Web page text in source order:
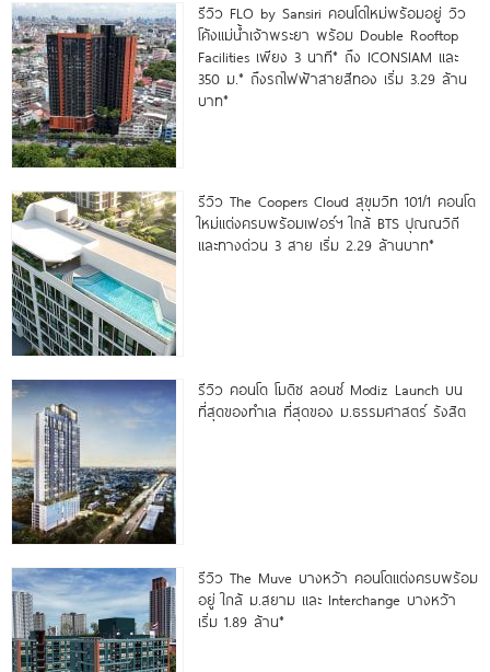
รีวิว FLO by Sansiri คอนโดใหม่พร้อมอยู่ วิว
โค้งแม่น้ำเจ้าพระยา พร้อม Double Rooftop
Facilities เพียง 3 นาที* ถึง ICONSIAM และ
350 ม.* ถึงรถไฟฟ้าสายสีทอง เริ่ม 3.29 ล้าน
บาท*
รีวิว The Coopers Cloud สุขุมวิท 101/1 คอนโด
ใหม่แต่งครบพร้อมเฟอร์ฯ ใกล้ BTS ปุณณวิถี
และทางด่วน 3 สาย เริ่ม 2.29 ล้านบาท*
รีวิว คอนโด โมดิซ ลอนซ์ Modiz Launch บน
ที่สุดของทำเล ที่สุดของ ม.ธรรมศาสตร์ รังสิต
รีวิว The Muve บางหว้า คอนโดแต่งครบพร้อม
อยู่ ใกล้ ม.สยาม และ Interchange บางหว้า
เริ่ม 1.89 ล้าน*